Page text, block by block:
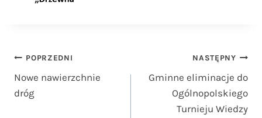
Nawigacja
wpisu
POPRZEDNI
Nowe nawierzchnie
dróg
NASTĘPNY
Gminne eliminacje do
Ogólnopolskiego
Turnieju Wiedzy